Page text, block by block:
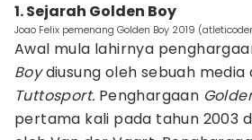
1. Sejarah Golden Boy
Joao Felix pemenang Golden Boy 2019
Awal mula lahirnya
Boydiusung oleh sebuah media
Tuttosport. Penghargaan
pertama kali pada tahun 2003